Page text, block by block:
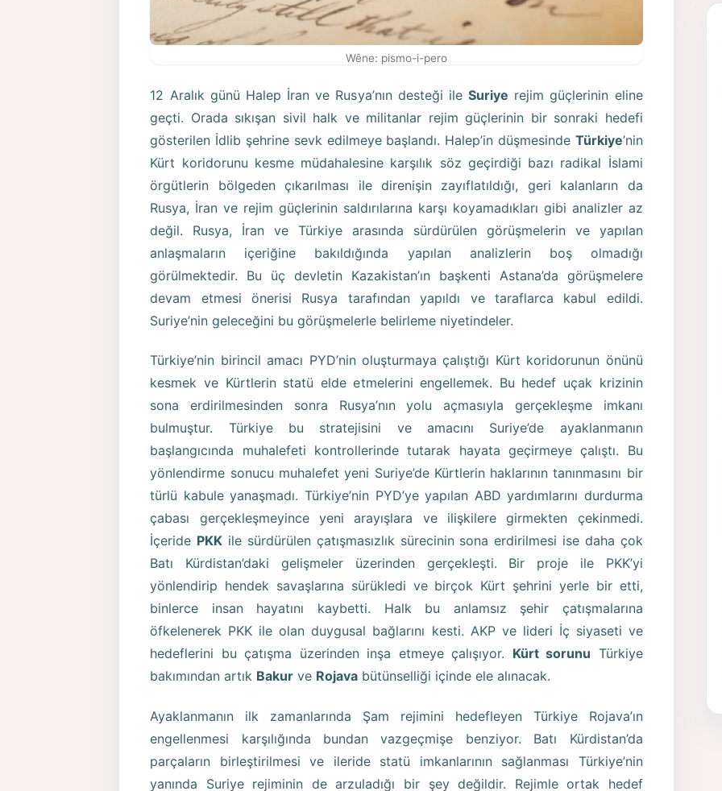
Wêne: pismo-i-pero
12 Aralık günü Halep İran ve Rusya’nın desteği ileSuriye rejim güçlerinin eline
geçti. Orada sıkışan sivil halk ve militanlar rejim güçlerinin bir sonraki hedefi
gösterilen İdlib şehrine sevk edilmeye başlandı. Halep’in düşmesinde Türkiye’nin
Kürt koridorunu kesme müdahalesine karşılık söz geçirdiği bazı radikal İslami
örgütlerin bölgeden çıkarılması ile direnişin zayıflatıldığı, geri kalanların da
Rusya, İran ve rejim güçlerinin saldırılarına karşı koyamadıkları gibi analizler az
değil. Rusya, İran ve Türkiye arasında sürdürülen görüşmelerin ve yapılan
anlaşmaların içeriğine bakıldığında yapılan analizlerin boş olmadığı
görülmektedir. Bu üç devletin Kazakistan’ın başkenti Astana’da görüşmelere
devam etmesi önerisi Rusya tarafından yapıldı ve taraflarca kabul edildi.
Suriye’nin geleceğini bu görüşmelerle belirleme niyetindeler.
Türkiye’nin birincil amacı PYD’nin oluşturmaya çalıştığı Kürt koridorunun önünü
kesmek ve Kürtlerin statü elde etmelerini engellemek. Bu hedef uçak krizinin
sona erdirilmesinden sonra Rusya’nın yolu açmasıyla gerçekleşme imkanı
bulmuştur. Türkiye bu stratejisini ve amacını Suriye’de ayaklanmanın
başlangıcında muhalefeti kontrollerinde tutarak hayata geçirmeye çalıştı. Bu
yönlendirme sonucu muhalefet yeni Suriye’de Kürtlerin haklarının tanınmasını bir
türlü kabule yanaşmadı. Türkiye’nin PYD’ye yapılan ABD yardımlarını durdurma
çabası gerçekleşmeyince yeni arayışlara ve ilişkilere girmekten çekinmedi.
İçeride PKK ile sürdürülen çatışmasızlık sürecinin sona erdirilmesi ise daha çok
Batı Kürdistan’daki gelişmeler üzerinden gerçekleşti. Bir proje ile PKK’yi
yönlendirip hendek savaşlarına sürükledi ve birçok Kürt şehrini yerle bir etti,
binlerce insan hayatını kaybetti. Halk bu anlamsız şehir çatışmalarına
öfkelenerek PKK ile olan duygusal bağlarını kesti. AKP ve lideri İç siyaseti ve
hedeflerini bu çatışma üzerinden inşa etmeye çalışıyor. Kürt sorunu Türkiye
bakımından artık Bakur ve Rojava bütünselliği içinde ele alınacak.
Ayaklanmanın ilk zamanlarında Şam rejimini hedefleyen Türkiye Rojava’ın
engellenmesi karşılığında bundan vazgeçmişe benziyor. Batı Kürdistan’da
parçaların birleştirilmesi ve ileride statü imkanlarının sağlanması Türkiye’nin
yanında Suriye rejiminin de arzuladığı bir şey değildir. Rejimle ortak hedef